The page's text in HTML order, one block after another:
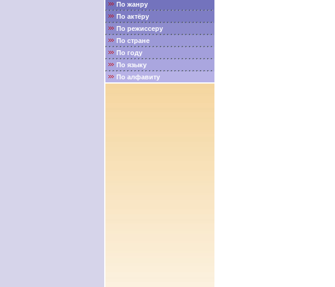
По жанру
По актёру
По режиссеру
По стране
По году
По языку
По алфавиту